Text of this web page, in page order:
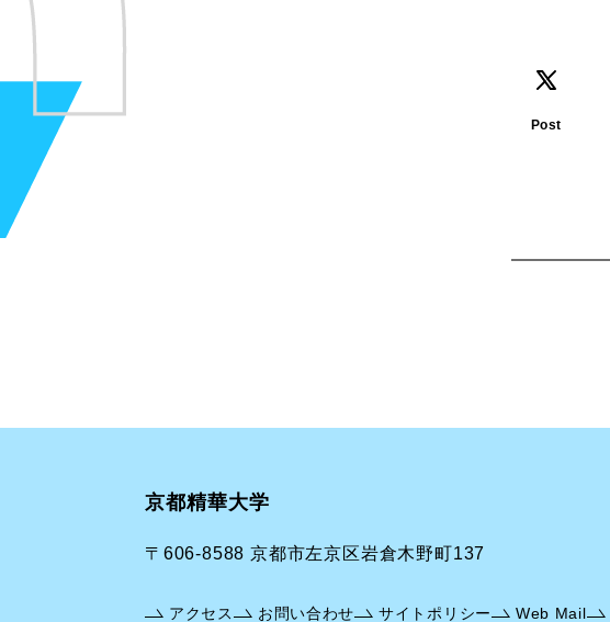
Post
京都精華大学
〒606-8588 京都市左京区岩倉木野町137
アクセス お問い合わせ サイトポリシー Web Mail